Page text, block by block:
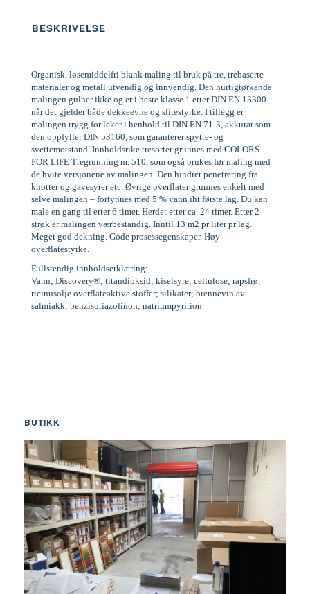
BESKRIVELSE
Organisk, løsemiddelfri blank maling til bruk på tre, trebaserte
materialer og metall utvendig og innvendig. Den hurtigtørkende
malingen gulner ikke og er i beste klasse 1 etter DIN EN 13300
når det gjelder både dekkeevne og slitestyrke. I tillegg er
malingen trygg for leker i henhold til DIN EN 71-3, akkurat som
den oppfyller DIN 53160, som garanterer spytte- og
svettemotstand. Innholdsrike tresorter grunnes med COLORS
FOR LIFE Tregrunning nr. 510, som også brukes før maling med
de hvite versjonene av malingen. Den hindrer penetrering fra
knotter og gavesyrer etc. Øvrige overflater grunnes enkelt med
selve malingen – fortynnes med 5 % vann iht første lag. Du kan
male en gang til etter 6 timer. Herdet etter ca. 24 timer. Etter 2
strøk er malingen værbestandig. Inntil 13 m2 pr liter pr lag.
Meget god dekning. Gode prosessegenskaper. Høy
overflatestyrke.
Fullstendig innholdserklæring:
Vann; Discovery®; titandioksid; kiselsyre; cellulose; rapsfrø,
ricinusolje overflateaktive stoffer; silikater; brennevin av
salmiakk; benzisotiazolinon; natriumpyrition
BUTIKK